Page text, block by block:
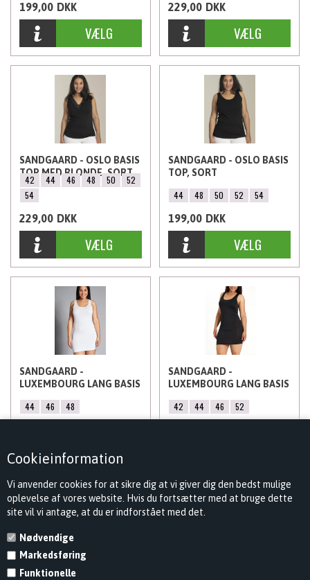
Cookieinformation
Vi anvender cookies for at sikre dig at vi giver dig den bedst mulige
oplevelse af vores website. Hvis du fortsætter med at bruge dette
site vil vi antage, at du er indforstået med det.
Nødvendige
Markedsføring
Funktionelle
199,00 DKK 229,00 DKK
SANDGAARD - OSLO BASIS
TOP MED BLONDE, SORT
42 44 46 48 50
52
54
229,00 DKK
SANDGAARD - OSLO BASIS
TOP, SORT
44 48 50 52 54
199,00 DKK
SANDGAARD -
LUXEMBOURG LANG BASIS
44 46 48
SANDGAARD -
LUXEMBOURG LANG BASIS
42 44 46 52
KONTAKT